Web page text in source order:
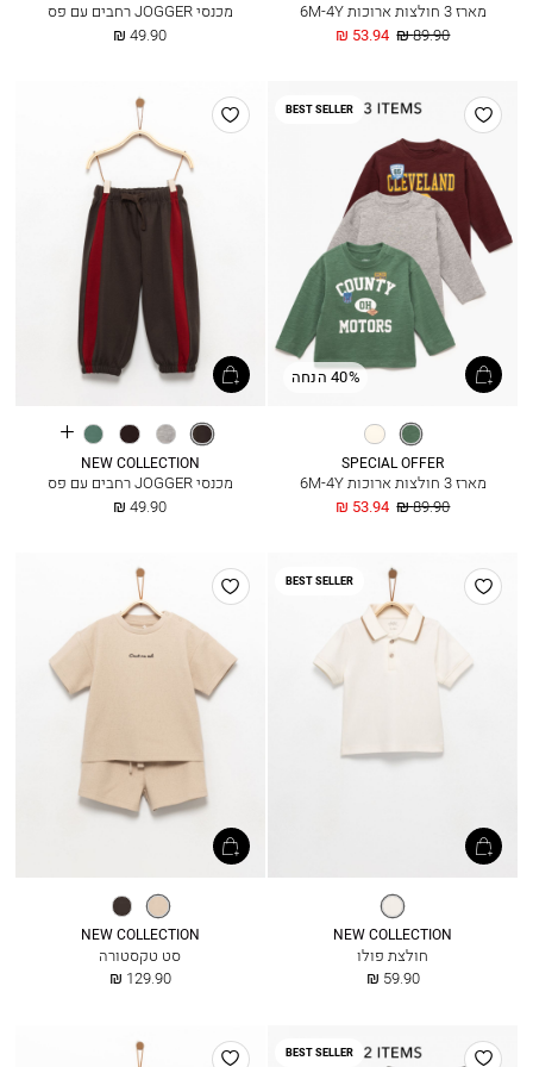
מארז 3 חולצות ארוכות 6M-4Y
החל
53.94 ₪ מחיר
89.90 ₪
מכנסי JOGGER רחבים עם פס
החל
49.90 ₪
BEST SELLER הוסף
למועדפים
40% הנחה
ירוק
עמוק
שקד
בהיר
SPECIAL OFFER
מארז 3 חולצות ארוכות 6M-4Y
החל
53.94 ₪ מחיר
89.90 ₪
הוסף
למועדפים
פחם אפור
מלאנז’
אספרסו
כהה
ירוק
מעושן
See
more
NEW COLLECTION
מכנסי JOGGER רחבים עם פס
החל
49.90 ₪
BEST SELLER הוסף
למועדפים
אופוויט
NEW COLLECTION
חולצת פולו
החל
59.90 ₪
הוסף
למועדפים
אבן
בהיר
פחם
NEW COLLECTION
סט טקסטורה
החל
129.90 ₪
BEST SELLER הוסף הוסף